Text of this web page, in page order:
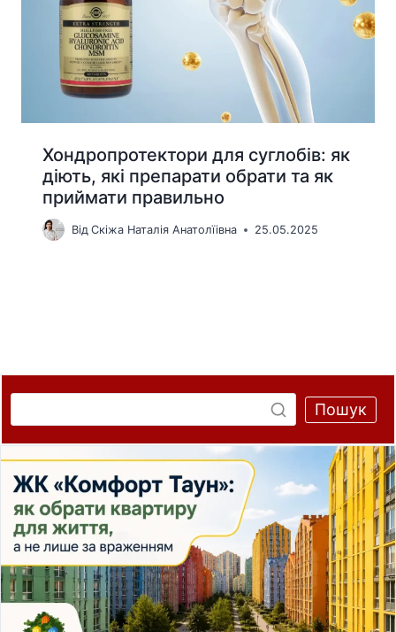
Хондропротектори для суглобів: як
діють, які препарати обрати та як
приймати правильно
Від Скіжа Наталія Анатолїівна 25.05.2025
Пошук